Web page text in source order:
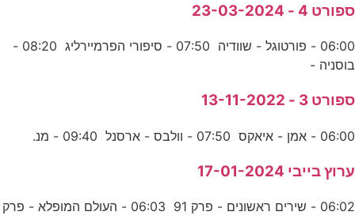
ספורט 4 - 23-03-2024
06:00 - פורטוגל - שוודיה 07:50 - סיפורי הפרמיירליג 08:20 -
בוסניה -
ספורט 3 - 13-11-2022
06:00 - אמן - איאקס 07:50 - וולבס - ארסנל 09:40 - מנ.
ערוץ בייבי 17-01-2024
06:02 - שירים ראשונים - פרק 91 06:03 - העולם המופלא - פרק